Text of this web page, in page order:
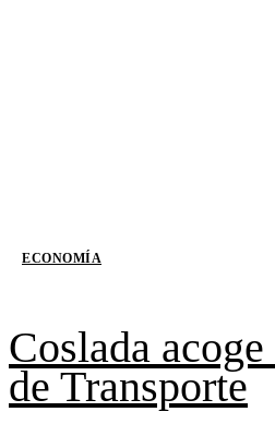
ECONOMÍA
Coslada
de Transporte